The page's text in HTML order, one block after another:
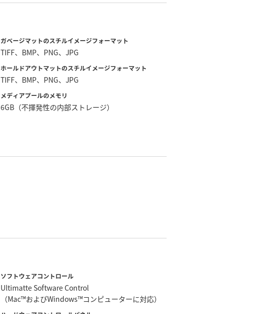
ガベージマットのスチルイメージフォーマット
TIFF、BMP、PNG、JPG
ホールドアウトマットのスチルイメージフォーマット
TIFF、BMP、PNG、JPG
メディアプールのメモリ
6GB（不揮発性の内部ストレージ）
ソフトウェアコントロール
Ultimatte Software Control
（Mac™およびWindows™コンピューターに対応）